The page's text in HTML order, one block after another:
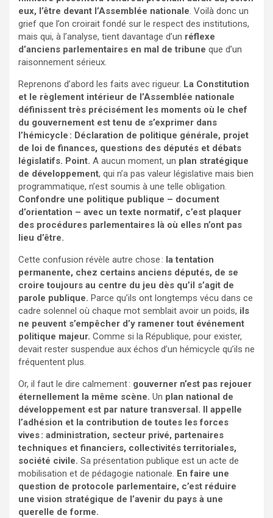
eux, l’être devant l’Assemblée nationale . Voilà donc un
grief que l’on croirait fondé sur le respect des institutions,
mais qui, à l’analyse, tient davantage d’un réflexe
d’anciens parlementaires en mal de tribune que d’un
raisonnement sérieux.
Reprenons d’abord les faits avec rigueur. La Constitution
et le règlement intérieur de l’Assemblée nationale
définissent très précisément les moments où le chef
du gouvernement est tenu de s’exprimer dans
l’hémicycle : Déclaration de politique générale, projet
de loi de finances, questions des députés et débats
législatifs. Point. A aucun moment, un plan stratégique
de développement, qui n’a pas valeur législative mais bien
programmatique, n’est soumis à une telle obligation.
Confondre une politique publique – document
d’orientation – avec un texte normatif, c’est plaquer
des procédures parlementaires là où elles n’ont pas
lieu d’être.
Cette confusion révèle autre chose : la tentation
permanente, chez certains anciens députés, de se
croire toujours au centre du jeu dès qu’il s’agit de
parole publique. Parce qu’ils ont longtemps vécu dans ce
cadre solennel où chaque mot semblait avoir un poids, ils
ne peuvent s’empêcher d’y ramener tout événement
politique majeur. Comme si la République, pour exister,
devait rester suspendue aux échos d’un hémicycle qu’ils ne
fréquentent plus.
Or, il faut le dire calmement : gouverner n’est pas rejouer
éternellement la même scène. Un plan national de
développement est par nature transversal. Il appelle
l’adhésion et la contribution de toutes les forces
vives : administration, secteur privé, partenaires
techniques et financiers, collectivités territoriales,
société civile. Sa présentation publique est un acte de
mobilisation et de pédagogie nationale. En faire une
question de protocole parlementaire, c’est réduire
une vision stratégique de l’avenir du pays à une
querelle de forme.